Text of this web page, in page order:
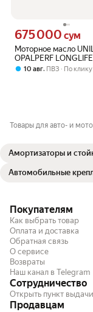
Моторное масло
OPALPERF
5W30, 100%
Цена 675000 сум
675 000 сум
10 авг, ПВЗ По клику
Товары для авто- и
Амортизаторы и
Автомобильные
Покупателям
Как выбрать товар
Оплата и доставка
Обратная связь
О сервисе
Возвраты
Наш канал в Telegram
Сотрудничество
Открыть пункт
Продавцам